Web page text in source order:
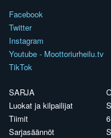
Facebook
Twitter
Instagram
Youtube - Moottoriurheilu.tv
TikTok
SARJA
Luokat ja kilpailijat
Tiimit
Sarjasäännöt